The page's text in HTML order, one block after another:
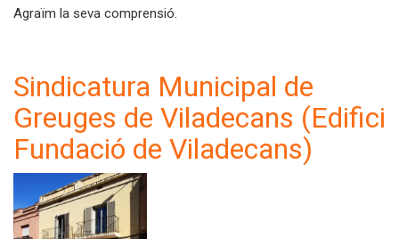
Agraïm la seva comprensió.
Sindicatura Municipal de
Greuges de Viladecans (Edifici
Fundació de Viladecans)